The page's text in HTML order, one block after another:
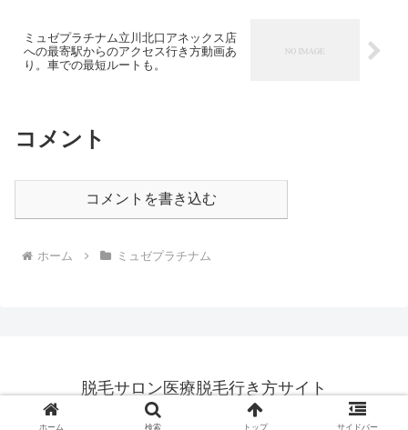
ミュゼプラチナム立川北口アネックス店
への最寄駅からのアクセス行き方動画あ
り。車での最短ルートも。
コメント
コメントを書き込む
ホーム ミュゼプラチナム
脱毛サロン医療脱毛行き方サイト
© 2023 脱毛サロン医療脱毛行き方サイト.
ホーム 検索 トップ サイドバー